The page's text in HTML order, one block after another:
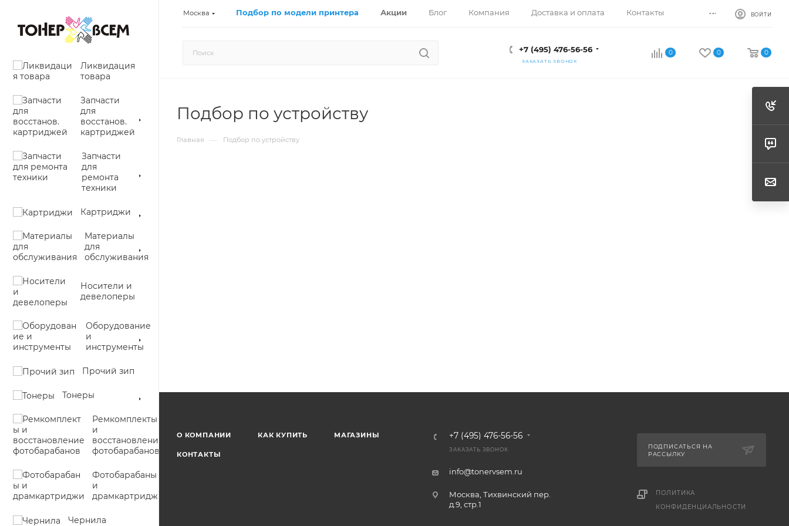
Москва Подбор по модели принтера Акции Блог Компания Доставка и оплата Контакты ... ВОЙТИ
+7 (495) 476-56-56
ЗАКАЗАТЬ ЗВОНОК
0 0 0
Ликвидация
товара
Запчасти
для
восстанов.
картриджей
Запчасти
для
ремонта
техники
Картриджи
Материалы
для
обслуживания
Носители и
девелоперы
Оборудование
и
инструменты
Прочий зип
Тонеры
Ремкомплекты
и
восстановление
фотобарабанов
Фотобарабаны
и
драмкартриджи
Чернила
Подбор по устройству
Главная — Подбор по устройству
О КОМПАНИИ КАК КУПИТЬ МАГАЗИНЫ
КОНТАКТЫ
+7 (495) 476-56-56
ЗАКАЗАТЬ ЗВОНОК
info@tonervsem.ru
Москва, Тихвинский пер.
д.9, стр.1
ПОДПИСАТЬСЯ НА
РАССЫЛКУ
ПОЛИТИКА
КОНФИДЕНЦИАЛЬНОСТИ